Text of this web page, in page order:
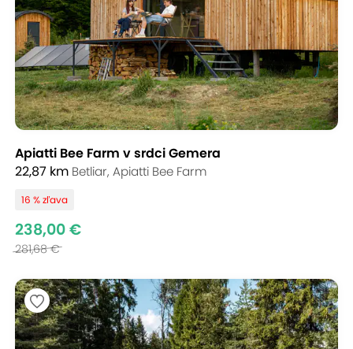
Apiatti Bee Farm v srdci Gemera
22,87 km Betliar, Apiatti Bee Farm
16 % zľava
238,00 €
281,68 €